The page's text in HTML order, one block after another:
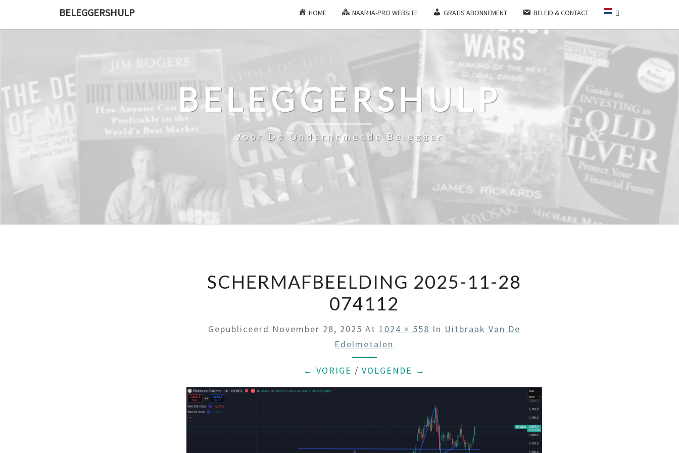
BELEGGERSHULP HOME NAAR IA-PRO WEBSITE GRATIS ABONNEMENT BELEID & CONTACT
BELEGGERSHULP
Voor De Ondernemende Belegger
SCHERMAFBEELDING 2025-11-28
074112
Gepubliceerd November 28, 2025 At 1024 × 558 In Uitbraak Van De
Edelmetalen
← VORIGE / VOLGENDE →